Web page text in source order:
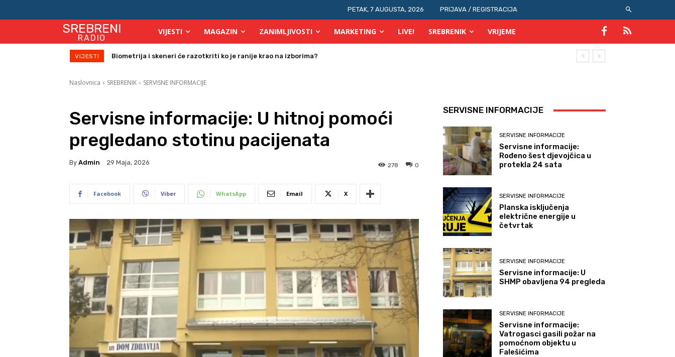
PETAK, 7 AUGUSTA, 2026 PRIJAVA / REGISTRACIJA
SREBRENI
RADIO
VIJESTI MAGAZIN ZANIMLJIVOSTI MARKETING LIVE! SREBRENIK VRIJEME
VIJESTI Počinje isplata julskih naknada za osobe s invaliditetom
Naslovnica SREBRENIK SERVISNE INFORMACIJE
Servisne informacije: U hitnoj pomoći
pregledano stotinu pacijenata
By Admin 29 Maja, 2026 0
278
Facebook Viber WhatsApp Email X
SERVISNE INFORMACIJE
SERVISNE INFORMACIJE
Servisne informacije:
Rođeno šest djevojčica u
protekla 24 sata
SERVISNE INFORMACIJE
Planska isključenja
električne energije u
četvrtak
SERVISNE INFORMACIJE
Servisne informacije: U
SHMP obavljena 94 pregleda
SERVISNE INFORMACIJE
Servisne informacije:
Vatrogasci gasili požar na
pomoćnom objektu u
Falešićima